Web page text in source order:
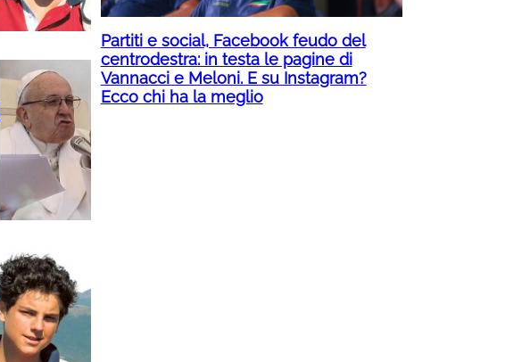
Partiti e social, Facebook feudo del
centrodestra: in testa le pagine di
Vannacci e Meloni. E su Instagram?
Ecco chi ha la meglio